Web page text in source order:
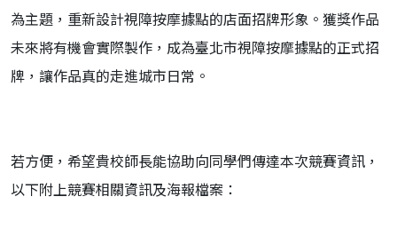
為主題， 重新設計視障按摩據點的店面招牌形象。 獲獎作品
未來將有機會實際製作， 成為臺北市視障按摩據點的正式招
牌，讓作品真的走進城市日常。
若方便，希望貴校師長能協助向同學們傳達本次競賽資訊，
以下附上競賽相關資訊及海報檔案：